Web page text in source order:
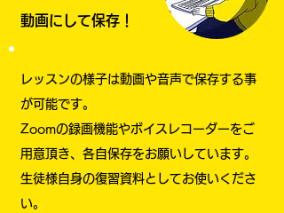
動画にして保存！
レッスンの様子は動画や音声で保存する事
が可能です。
Zoomの録画機能やボイスレコーダーをご
用意頂き、各自保存をお願いしています。
生徒様自身の復習資料としてお使いくださ
い。